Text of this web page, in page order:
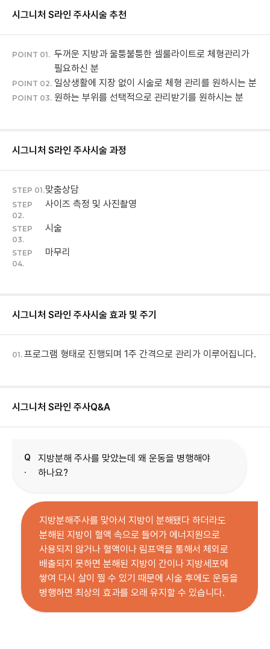
시그니처 S라인 주사시술 추천
POINT 01. 두꺼운 지방과 울퉁불퉁한 셀룰라이트로 체형관리가
필요하신 분
POINT 02. 일상생활에 지장 없이 시술로 체형 관리를 원하시는 분
POINT 03. 원하는 부위를 선택적으로 관리받기를 원하시는 분
시그니처 S라인 주사시술 과정
STEP 01.맞춤상담
STEP
02.
사이즈 측정 및 사진촬영
STEP
03.
시술
STEP
04.
마무리
시그니처 S라인 주사시술 효과 및 주기
01. 프로그램 형태로 진행되며 1주 간격으로 관리가 이루어집니다.
시그니처 S라인 주사Q&A
Q
.
지방분해 주사를 맞았는데 왜 운동을 병행해야
하나요?
지방분해주사를 맞아서 지방이 분해됐다 하더라도
분해된 지방이 혈액 속으로 들어가 에너지원으로
사용되지 않거나 혈액이나 림프액을 통해서 체외로
배출되지 못하면 분해된 지방이 간이나 지방세포에
쌓여 다시 살이 찔 수 있기 때문에 시술 후에도 운동을
병행하면 최상의 효과를 오래 유지할 수 있습니다.